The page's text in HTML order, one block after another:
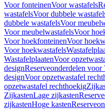
Voor fonteinenVoor wastafels
wastafelsVoor dubbele
dubbele wastafelsVoor
Voor meubelwastafelsVoor
Voor hoekfonteinenVoor
Voor hoekwastafels
WastafelplaatenVoor
designReserveonderdelen
designVoor opzetwastafel
opzetwastafel rechthoekig
ZijkastenLage zijkasten
zijkastenHoge kasten